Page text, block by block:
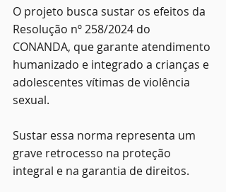
O projeto busca sustar os efeitos da
Resolução nº 258/2024 do
CONANDA, que garante atendimento
humanizado e integrado a crianças e
adolescentes vítimas de violência
sexual.
Sustar essa norma representa um
grave retrocesso na proteção
integral e na garantia de direitos.